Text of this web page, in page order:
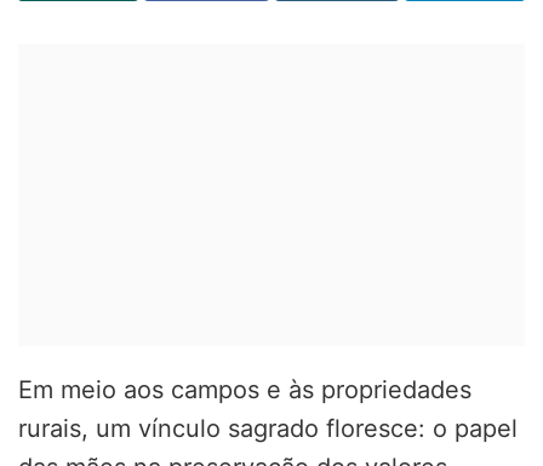
Em meio aos campos e às propriedades
rurais, um vínculo sagrado floresce: o papel